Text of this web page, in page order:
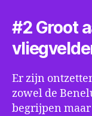
#2 Groot
Er zijn
zowel de
begrijpen